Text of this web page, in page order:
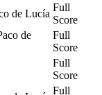
de Lucía
Full
Score
de
Full
Score
Full
Score
Full